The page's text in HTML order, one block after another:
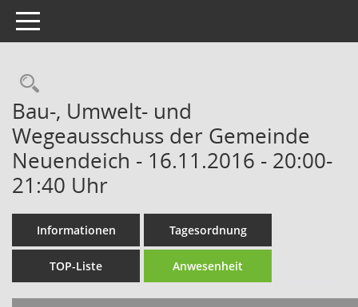
Toggle navigation
Rechercheauswahl
Bau-, Umwelt- und
Wegeausschuss der Gemeinde
Neuendeich - 16.11.2016 - 20:00-
21:40 Uhr
Informationen Tagesordnung
TOP-Liste Anwesenheit